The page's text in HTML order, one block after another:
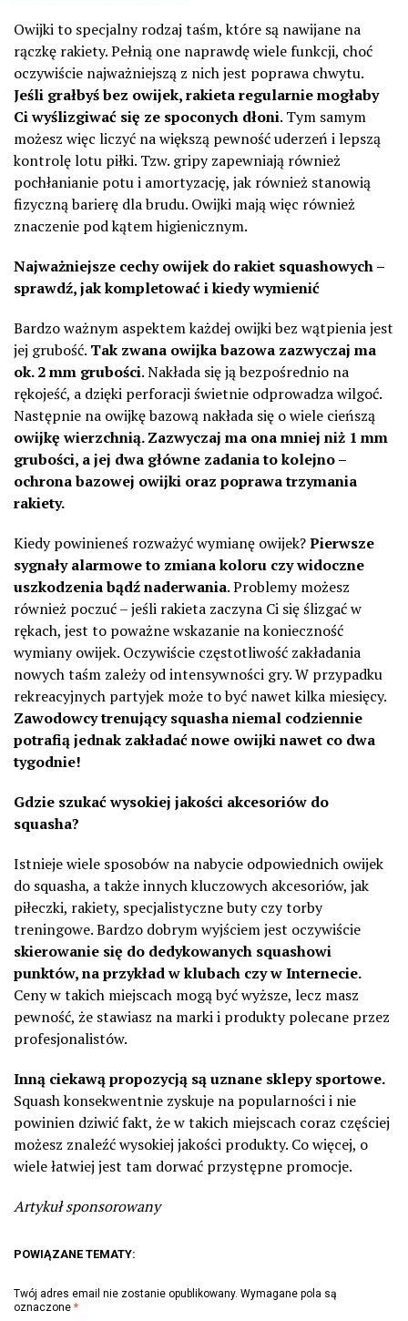
Owijki to specjalny rodzaj taśm, które są nawijane na
rączkę rakiety. Pełnią one naprawdę wiele funkcji, choć
oczywiście najważniejszą z nich jest poprawa chwytu.
Jeśli grałbyś bez owijek, rakieta regularnie mogłaby
Ci wyślizgiwać się ze spoconych dłoni. Tym samym
możesz więc liczyć na większą pewność uderzeń i lepszą
kontrolę lotu piłki. Tzw. gripy zapewniają również
pochłanianie potu i amortyzację, jak również stanowią
fizyczną barierę dla brudu. Owijki mają więc również
znaczenie pod kątem higienicznym.
Najważniejsze cechy owijek do rakiet squashowych –
sprawdź, jak kompletować i kiedy wymienić
Bardzo ważnym aspektem każdej owijki bez wątpienia jest
jej grubość. Tak zwana owijka bazowa zazwyczaj ma
ok. 2 mm grubości. Nakłada się ją bezpośrednio na
rękojeść, a dzięki perforacji świetnie odprowadza wilgoć.
Następnie na owijkę bazową nakłada się o wiele cieńszą
owijkę wierzchnią. Zazwyczaj ma ona mniej niż 1 mm
grubości, a jej dwa główne zadania to kolejno –
ochrona bazowej owijki oraz poprawa trzymania
rakiety.
Kiedy powinieneś rozważyć wymianę owijek?Pierwsze
sygnały alarmowe to zmiana koloru czy widoczne
uszkodzenia bądź naderwania. Problemy możesz
również poczuć – jeśli rakieta zaczyna Ci się ślizgać w
rękach, jest to poważne wskazanie na konieczność
wymiany owijek. Oczywiście częstotliwość zakładania
nowych taśm zależy od intensywności gry. W przypadku
rekreacyjnych partyjek może to być nawet kilka miesięcy.
Zawodowcy trenujący squasha niemal codziennie
potrafią jednak zakładać nowe owijki nawet co dwa
tygodnie!
Gdzie szukać wysokiej jakości akcesoriów do
squasha?
Istnieje wiele sposobów na nabycie odpowiednich owijek
do squasha, a także innych kluczowych akcesoriów, jak
piłeczki, rakiety, specjalistyczne buty czy torby
treningowe. Bardzo dobrym wyjściem jest oczywiście
skierowanie się do dedykowanych squashowi
punktów, na przykład w klubach czy w Internecie.
Ceny w takich miejscach mogą być wyższe, lecz masz
pewność, że stawiasz na marki i produkty polecane przez
profesjonalistów.
Inną ciekawą propozycją są uznane sklepy sportowe.
Squash konsekwentnie zyskuje na popularności i nie
powinien dziwić fakt, że w takich miejscach coraz częściej
możesz znaleźć wysokiej jakości produkty. Co więcej, o
wiele łatwiej jest tam dorwać przystępne promocje.
Artykuł sponsorowany
POWIĄZANE TEMATY:
Twój adres email nie zostanie opublikowany. Wymagane pola są
oznaczone *